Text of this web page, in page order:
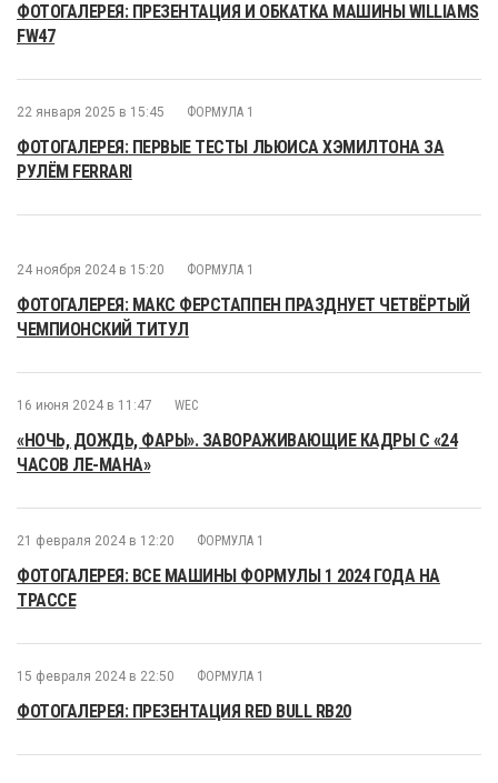
ФОТОГАЛЕРЕЯ: ПРЕЗЕНТАЦИЯ И ОБКАТКА МАШИНЫ WILLIAMS
FW47
22 января 2025 в 15:45 ФОРМУЛА 1
ФОТОГАЛЕРЕЯ: ПЕРВЫЕ ТЕСТЫ ЛЬЮИСА ХЭМИЛТОНА ЗА
РУЛЁМ FERRARI
24 ноября 2024 в 15:20 ФОРМУЛА 1
ФОТОГАЛЕРЕЯ: МАКС ФЕРСТАППЕН ПРАЗДНУЕТ ЧЕТВЁРТЫЙ
ЧЕМПИОНСКИЙ ТИТУЛ
16 июня 2024 в 11:47 WEC
«НОЧЬ, ДОЖДЬ, ФАРЫ». ЗАВОРАЖИВАЮЩИЕ КАДРЫ С «24
ЧАСОВ ЛЕ-МАНА»
21 февраля 2024 в 12:20 ФОРМУЛА 1
ФОТОГАЛЕРЕЯ: ВСЕ МАШИНЫ ФОРМУЛЫ 1 2024 ГОДА НА
ТРАССЕ
15 февраля 2024 в 22:50 ФОРМУЛА 1
ФОТОГАЛЕРЕЯ: ПРЕЗЕНТАЦИЯ RED BULL RB20